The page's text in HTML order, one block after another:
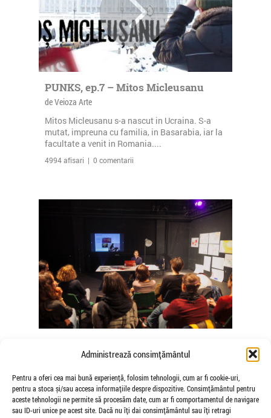
Administrează consimțământul
Pentru a oferi cea mai bună experiență, folosim tehnologii, cum ar fi cookie-uri,
pentru a stoca și/sau accesa informațiile despre dispozitive. Consimțământul pentru
aceste tehnologii ne permite să procesăm date, cum ar fi comportamentul de navigare
sau ID-uri unice pe acest site. Dacă nu îți dai consimțământul sau îți retragi
PUNKS, ep.7 – Mitos Micleusanu
de Veioza Arte
Mitos Micleusanu s-a nascut in Ucraina. S-a
mutat, impreuna cu familia, in Basarabia, iar la
facultate a venit in Romania....
4994 afisari | 0 comentarii
Somatice susținute de coregrafele
Mădălina Dan și Valentina De Piante
Niculae
de Veioza Arte